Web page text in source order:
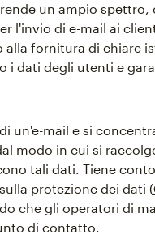
un ampio spettro,
l'invio di e-mail ai
fornitura di chiare
i dati degli utenti e
un'e-mail e si
modo in cui si
tali dati. Tiene
protezione dei dati (
che gli operatori di
di contatto.